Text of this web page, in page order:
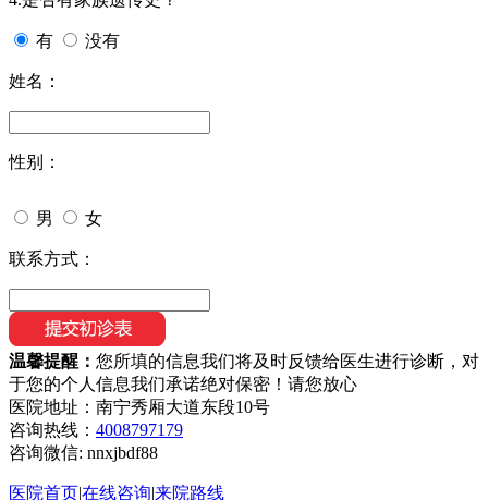
有 没有
姓名：
性别：
男 女
联系方式：
温馨提醒： 您所填的信息我们将及时反馈给医生进行诊断，对
于您的个人信息我们承诺绝对保密！请您放心
医院地址：南宁秀厢大道东段10号
咨询热线： 4008797179
咨询微信: nnxjbdf88
医院首页|在线咨询|来院路线